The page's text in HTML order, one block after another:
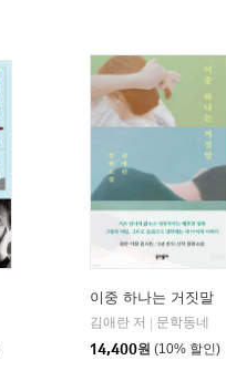
이중 하나는 거짓말
김애란 저
문학동네
14,400원 (10% 할인)